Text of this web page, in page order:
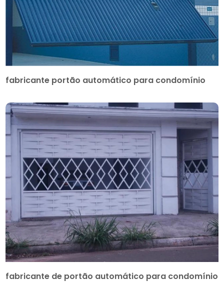
fabricante portão automático para condomínio
fabricante de portão automático para condomínio